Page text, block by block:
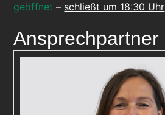
geöffnet – schließt um 18:30 Uhr
Ansprechpartner